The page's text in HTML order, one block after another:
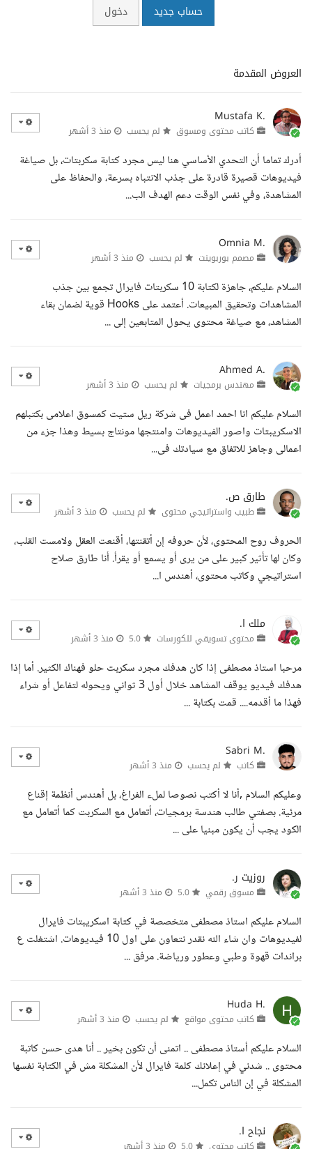
حساب جديد دخول
العروض المقدمة
Mustafa K.
كاتب محتوى ومسوق لم يحسب منذ 3 أشهر
أدرك تماما أن التحدي الأساسي هنا ليس مجرد كتابة سكربتات، بل صياغة
فيديوهات قصيرة قادرة على جذب الانتباه بسرعة، والحفاظ على
المشاهدة، وفي نفس الوقت دعم الهدف الب...
Omnia M.
مصمم بوربوينت لم يحسب منذ 3 أشهر
السلام عليكم، جاهزة لكتابة 10 سكربتات فايرال تجمع بين جذب
المشاهدات وتحقيق المبيعات. أعتمد على Hooks قوية لضمان بقاء
المشاهد، مع صياغة محتوى يحول المتابعين إلى ...
Ahmed A.
مهندس برمجيات لم يحسب منذ 3 أشهر
السلام عليكم انا احمد اعمل فى شركة ريل ستيت كمسوق اعلامى بكتبلهم
الاسكريبتات واصور الفيديوهات وامنتجها مونتاج بسيط وهذا جزء من
اعمالى وجاهز للاتفاق مع سيادتك فى...
طارق ص.
طبيب واستراتيجي محتوى لم يحسب منذ 3 أشهر
الحروف روح المحتوى، لأن حروفه إن أتقنتها، أقنعت العقل ولامست القلب،
وكان لها تأثير كبير على من يرى أو يسمع أو يقرأ. أنا طارق صلاح
استراتيجي وكاتب محتوى، أهندس ا...
ملك ا.
محتوى تسويقي للكورسات منذ 3 أشهر
مرحبا استاذ مصطفى إذا كان هدفك مجرد سكربت حلو فهناك الكثير. أما إذا
هدفك فيديو يوقف المشاهد خلال أول 3 ثواني ويحوله لتفاعل أو شراء
فهذا ما أقدمه.... قمت بكتابة ...
Sabri M.
كاتب لم يحسب منذ 3 أشهر
وعليكم السلام ,أنا لا أكتب نصوصا لملء الفراغ، بل أهندس أنظمة إقناع
مرئية. بصفتي طالب هندسة برمجيات، أتعامل مع السكربت كما أتعامل مع
الكود يجب أن يكون مبنيا على ...
روزيت ر.
مسوق رقمي منذ 3 أشهر
السلام عليكم استاذ مصطفى متخصصة في كتابة اسكريبتات فايرال
لفيديوهات وان شاء الله نقدر نتعاون على اول 10 فيديوهات. اشتغلت ع
براندات قهوة وطبي وعطور ورياضة. مرفق ...
Huda H.
كاتب محتوى مواقع لم يحسب منذ 3 أشهر
السلام عليكم أستاذ مصطفى .. اتمنى أن تكون بخير .. أنا هدى حسن كاتبة
محتوى .. شدني في إعلانك كلمة فايرال لأن المشكلة مش في الكتابة نفسها
المشكلة في إن الناس تكمل...
نجاح ا.